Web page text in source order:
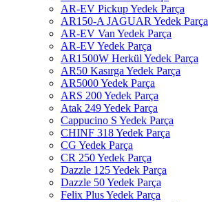
AR-EV Pickup Yedek Parça
AR150-A JAGUAR Yedek Parça
AR-EV Van Yedek Parça
AR-EV Yedek Parça
AR1500W Herkül Yedek Parça
AR50 Kasırga Yedek Parça
AR5000 Yedek Parça
ARS 200 Yedek Parça
Atak 249 Yedek Parça
Cappucino S Yedek Parça
CHINF 318 Yedek Parça
CG Yedek Parça
CR 250 Yedek Parça
Dazzle 125 Yedek Parça
Dazzle 50 Yedek Parça
Felix Plus Yedek Parça